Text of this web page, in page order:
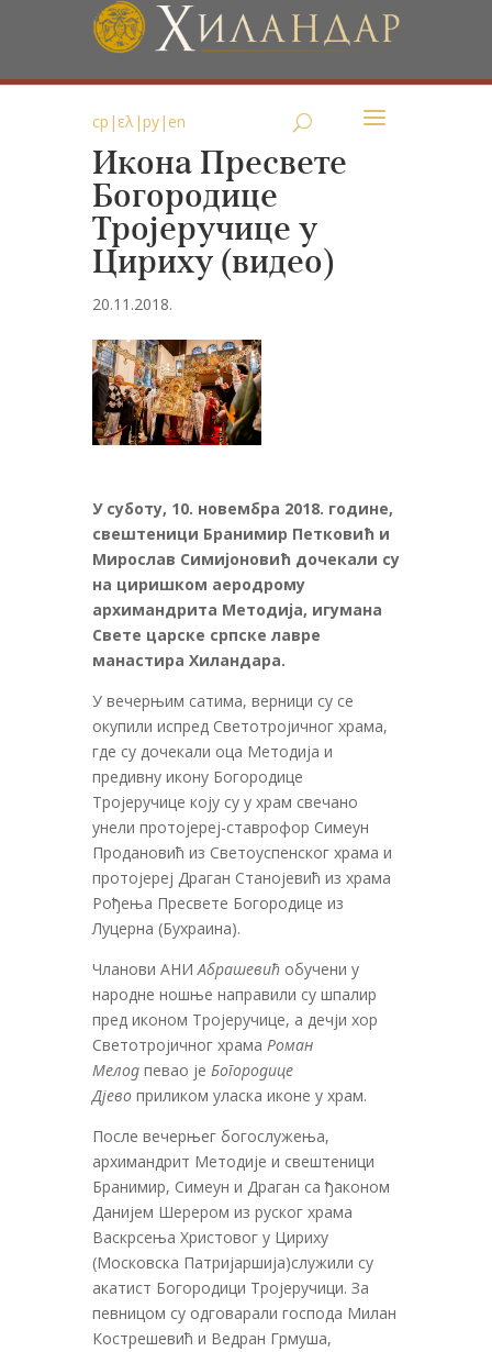
ср | ελ|ру| en
Икона Пресвете
Богородице
Тројеручице у
Цириху (видео)
20.11.2018.
У суботу, 10. новембра 2018. године,
свештеници Бранимир Петковић и
Мирослав Симијоновић дочекали су
на циришком аеродрому
архимандрита Методија, игумана
Свете царске српске лавре
манастира Хиландара.
У вечерњим сатима, верници су се
окупили испред Светотројичног храма,
где су дочекали оца Методија и
предивну икону Богородице
Тројеручице коју су у храм свечано
унели протојереј-ставрофор Симеун
Продановић из Светоуспенског храма и
протојереј Драган Станојевић из храма
Рођења Пресвете Богородице из
Луцерна (Бухраина).
Чланови АНИАбрашевић обучени у
народне ношње направили су шпалир
пред иконом Тројеручице, а дечји хор
Светотројичног храма Роман
Мелод певао је Богородице
Дјево приликом уласка иконе у храм.
После вечерњег богослужења,
архимандрит Методије и свештеници
Бранимир, Симеун и Драган са ђаконом
Данијем Шерером из руског храма
Васкрсења Христовог у Цириху
(Московска Патријаршија)служили су
акатист Богородици Тројеручици. За
певницом су одговарали господа Милан
Кострешевић и Ведран Грмуша,